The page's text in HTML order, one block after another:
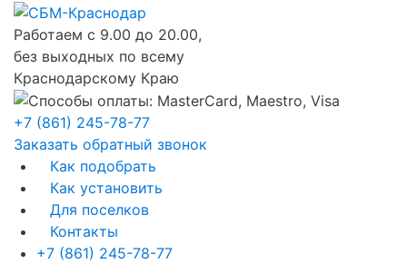
Работаем с 9.00 до 20.00,
без выходных по всему
Краснодарскому Краю
+7 (861) 245-78-77
Заказать обратный звонок
Как подобрать
Как установить
Для поселков
Контакты
+7 (861) 245-78-77